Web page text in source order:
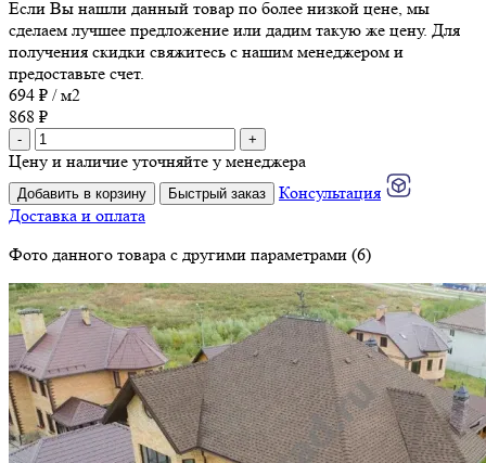
Если Вы нашли данный товар по более низкой цене, мы
сделаем лучшее предложение или дадим такую же цену. Для
получения скидки свяжитесь с нашим менеджером и
предоставьте счет.
694 ₽ / м2
868 ₽
- +
Цену и наличие уточняйте у менеджера
Добавить в корзину Быстрый заказ
Консультация
Доставка и оплата
Фото данного товара с другими параметрами (6)